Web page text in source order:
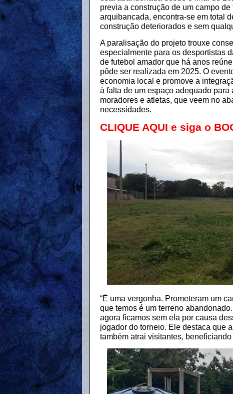
previa a construção de um campo
arquibancada, encontra-se em total
construção deteriorados e sem
A paralisação do projeto trouxe
especialmente para os desportistas
de futebol amador que há anos
pôde ser realizada em 2025. O
economia local e promove a
à falta de um espaço adequado
moradores e atletas, que veem no
necessidades.
CLIQUE AQUI e siga o
“É uma vergonha. Prometeram um
que temos é um terreno
agora ficamos sem ela por causa
jogador do torneio. Ele destaca que
também atrai visitantes,